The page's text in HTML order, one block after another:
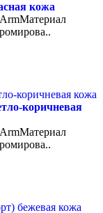
кожа
коричневая